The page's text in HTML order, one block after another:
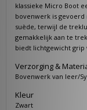
klassieke Micro Boot
bovenwerk is
suède, terwijl de
gemakkelijk aan te
biedt lichtgewicht grip
Verzorging &
Bovenwerk van leer/
Kleur
Zwart